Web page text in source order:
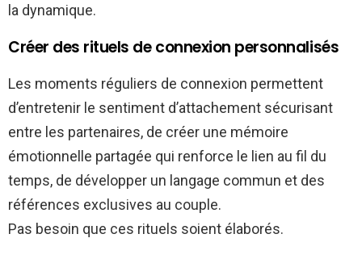
la dynamique.
Créer des rituels de connexion personnalisés
Les moments réguliers de connexion permettent
d’entretenir le sentiment d’attachement sécurisant
entre les partenaires, de créer une mémoire
émotionnelle partagée qui renforce le lien au fil du
temps, de développer un langage commun et des
références exclusives au couple.
Pas besoin que ces rituels soient élaborés.